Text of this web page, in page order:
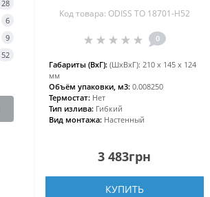
28
6
9
52
Код товара: ODISS TO 18701-H52
0
Габариты (ВхГ): (ШхВхГ): 210 х 145 х 124
мм
Объём упаковки, м3: 0.008250
Термостат: Нет
Тип излива: Гибкий
Вид монтажа: Настенный
3 483грн
КУПИТЬ